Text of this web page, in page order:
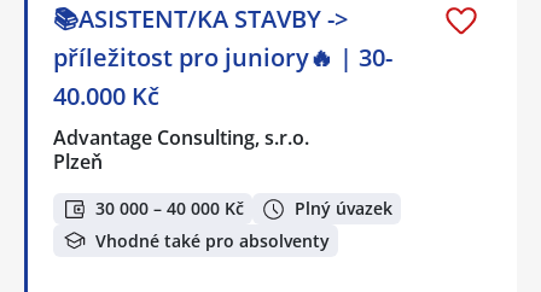
📚ASISTENT/KA STAVBY ->
příležitost pro juniory🔥 | 30-
40.000 Kč
Advantage Consulting, s.r.o.
Plzeň
30 000 – 40 000 Kč
Plný úvazek
Vhodné také pro absolventy